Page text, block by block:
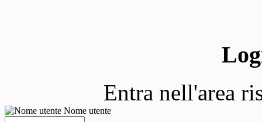
Entra nell'area
Nome utente